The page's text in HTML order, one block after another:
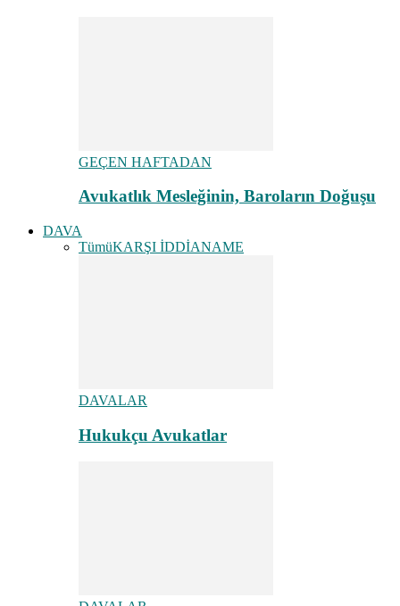
GEÇEN HAFTADAN
Avukatlık Mesleğinin, Baroların Doğuşu
DAVA
TümüKARŞI İDDİANAME
DAVALAR
Hukukçu Avukatlar